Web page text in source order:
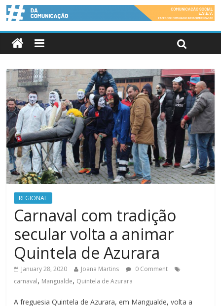
REGIONAL
Carnaval com tradição
secular volta a animar
Quintela de Azurara
January 28, 2020 Joana Martins
0 Comment
carnaval, Mangualde, Quintela de Azurara
A freguesia Quintela de Azurara, em Mangualde, volta a